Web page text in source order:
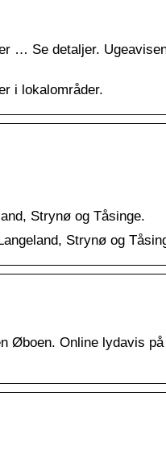
… Se detaljer.
i lokalområder.
Strynø og Tåsinge.
Strynø og
Øboen. Online lydavis